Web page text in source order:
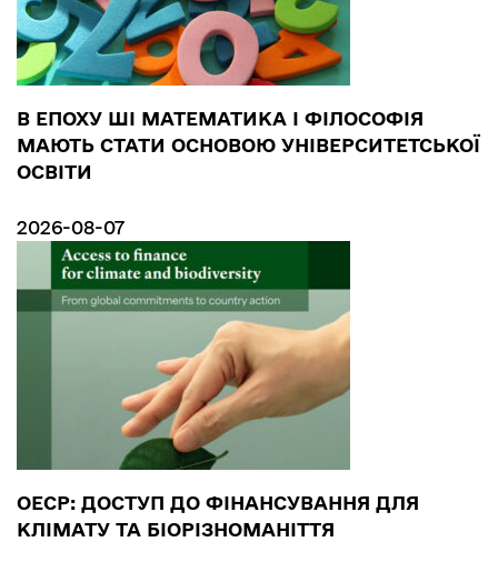
В ЕПОХУ ШІ МАТЕМАТИКА І ФІЛОСОФІЯ
МАЮТЬ СТАТИ ОСНОВОЮ УНІВЕРСИТЕТСЬКОЇ
ОСВІТИ
2026-08-07
ОЕСР: ДОСТУП ДО ФІНАНСУВАННЯ ДЛЯ
КЛІМАТУ ТА БІОРІЗНОМАНІТТЯ